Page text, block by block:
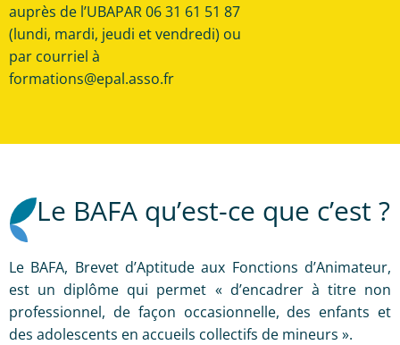
auprès de l’UBAPAR 06 31 61 51 87
(lundi, mardi, jeudi et vendredi) ou
par courriel à
formations@epal.asso.fr
Le BAFA qu’est-ce que c’est ?
Le BAFA, Brevet d’Aptitude aux Fonctions d’Animateur,
est un diplôme qui permet « d’encadrer à titre non
professionnel, de façon occasionnelle, des enfants et
des adolescents en accueils collectifs de mineurs ».